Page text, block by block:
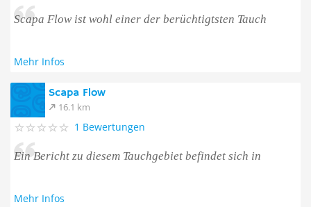
Scapa Flow ist wohl einer der berüchtigtsten Tauch
Mehr Infos
Scapa Flow
16.1 km
1 Bewertungen
Ein Bericht zu diesem Tauchgebiet befindet sich in
Mehr Infos